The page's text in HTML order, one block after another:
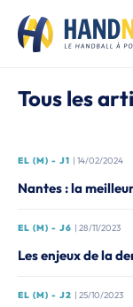
Tous les
EL (M) - J1 | 14/02/2024
Nantes : la
EL (M) - J6 | 28/11/2023
Les enjeux de la
EL (M) - J2 | 25/10/2023